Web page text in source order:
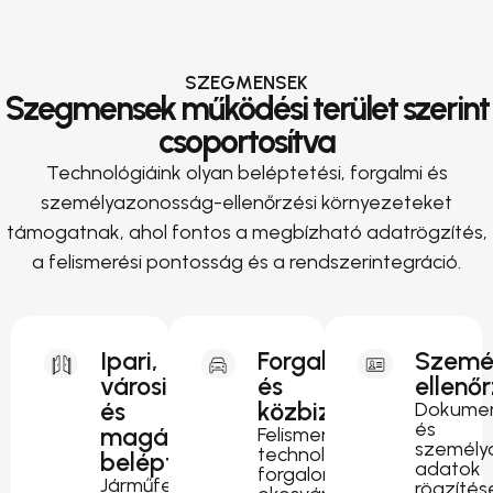
SZEGMENSEK
Szegmensek működési terület szerint
csoportosítva
Technológiáink olyan beléptetési, forgalmi és
személyazonosság-ellenőrzési környezeteket
támogatnak, ahol fontos a megbízható adatrögzítés,
a felismerési pontosság és a rendszerintegráció.
Ipari,
városi
és
magánterületi
beléptetés
Járműfelismerés
Forgalomirányítás
és
közbiztonság
Felismerési
technológia
forgalomfigyeléshez,
és
adatok